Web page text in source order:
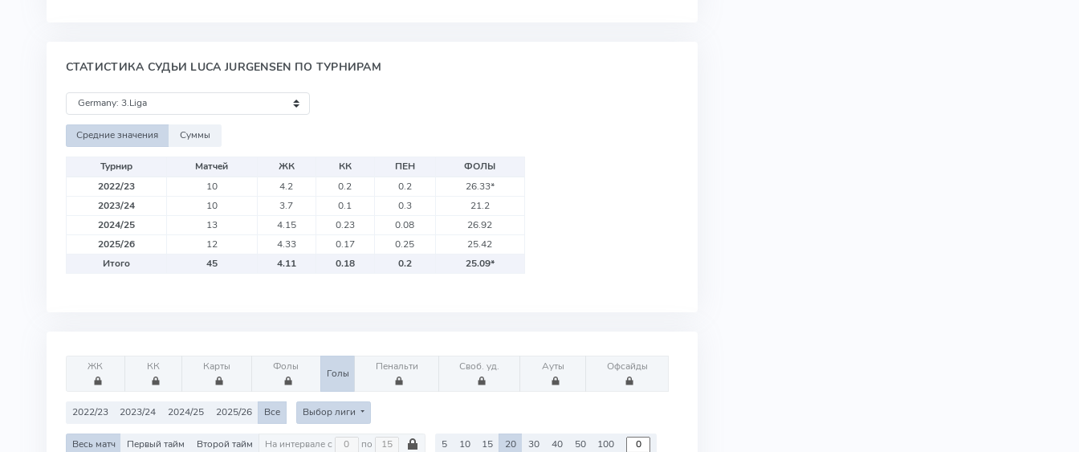
СТАТИСТИКА СУДЬИ LUCA JURGENSEN ПО ТУРНИРАМ
Средние значения Суммы
Турнир Матчей ЖК КК ПЕН
ФОЛЫ
2022/23
10 4.2 0.2 0.2 26.33*
2023/24
10 3.7 0.1 0.3
21.2
2024/25
13 4.15 0.23 0.08
26.92
2025/26
12 4.33 0.17 0.25
25.42
Итого
45 4.11 0.18 0.2 25.09*
ЖК КК Карты Фолы
Голы
Пенальти Своб. уд. Ауты Офсайды
2022/23 2023/24 2024/25 2025/26 Все Выбор лиги
Весь матч Первый тайм Второй тайм На интервале с по 5 10 15 20 30 40 50 100